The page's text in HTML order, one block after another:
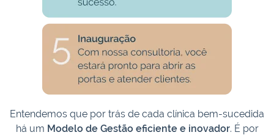
Entendemos que por trás de cada clínica bem-sucedida
há um Modelo de Gestão eficiente e inovador. É por